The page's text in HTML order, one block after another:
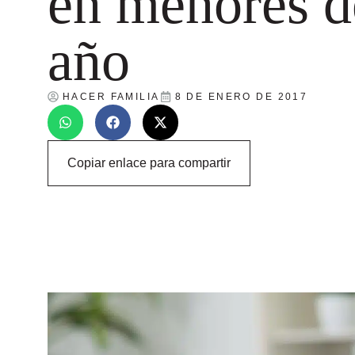
año
HACER FAMILIA 8 DE ENERO DE 2017
Copiar enlace para compartir